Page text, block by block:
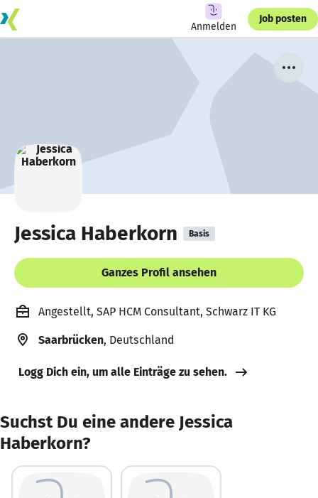
Anmelden
Job posten
Jessica Haberkorn Basis
Ganzes Profil ansehen
Angestellt, SAP HCM Consultant, Schwarz IT KG
Saarbrücken, Deutschland
Logg Dich ein, um alle Einträge zu sehen.
Suchst Du eine andere Jessica
Haberkorn?